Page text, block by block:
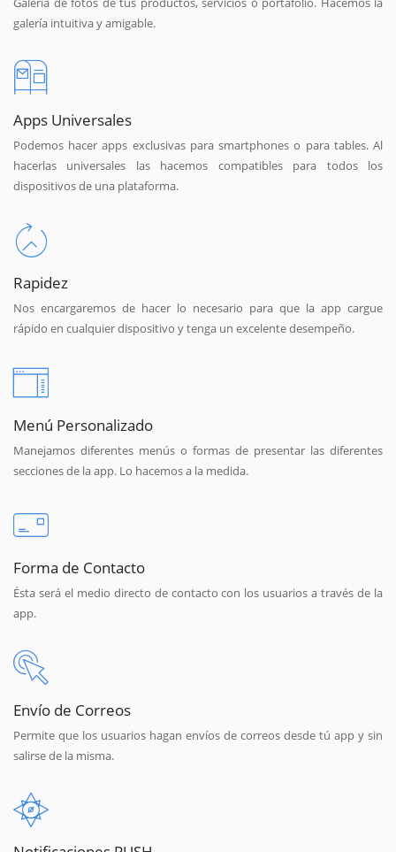
galería intuitiva y amigable.
Apps Universales
Podemos hacer apps exclusivas para smartphones o para tables. Al
hacerlas universales las hacemos compatibles para todos los
dispositivos de una plataforma.
Rapidez
Nos encargaremos de hacer lo necesario para que la app cargue
rápido en cualquier dispositivo y tenga un excelente desempeño.
Menú Personalizado
Manejamos diferentes menús o formas de presentar las diferentes
secciones de la app. Lo hacemos a la medida.
Forma de Contacto
Ésta será el medio directo de contacto con los usuarios a través de la
app.
Envío de Correos
Permite que los usuarios hagan envíos de correos desde tú app y sin
salirse de la misma.